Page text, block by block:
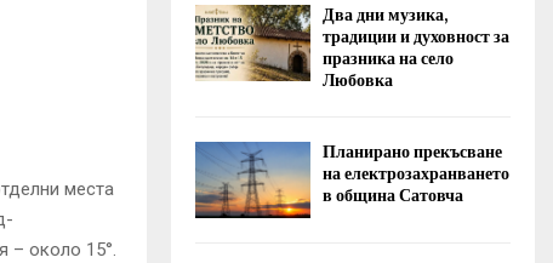
места
– около 15°.
Два дни музика,
традиции и духовност за
празника на село
Любовка
Планирано прекъсване
на електрозахранването
в община Сатовча